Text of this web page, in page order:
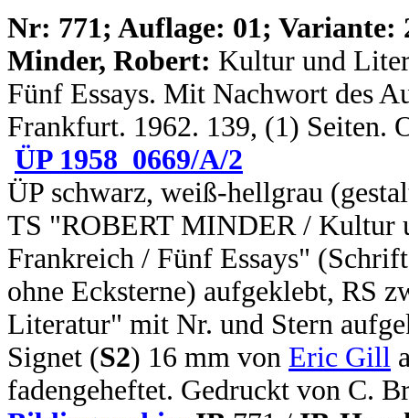
Nr: 771; Auflage: 01; Variante:
Minder, Robert: Kultur und
Fünf Essays. Mit Nachwort des
Frankfurt. 1962. 139, (1) Seiten.
ÜP 1958_0669/A/2
ÜP schwarz, weiß-hellgrau
TS "ROBERT MINDER / Kultur
Frankreich / Fünf Essays"
ohne Ecksterne) aufgeklebt, RS
Literatur" mit Nr. und Stern
Signet (S2) 16 mm von Eric Gill
fadengeheftet. Gedruckt von C.